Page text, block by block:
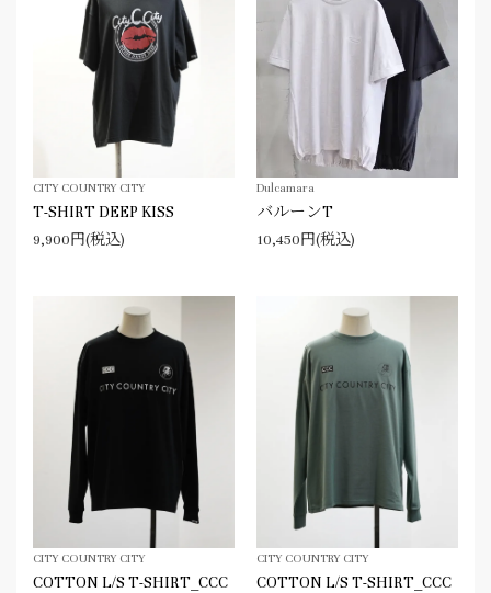
CITY COUNTRY CITY
T-SHIRT DEEP KISS
9,900円(税込)
Dulcamara
バルーンT
10,450円(税込)
CITY COUNTRY CITY
COTTON L/S T-SHIRT_CCC
CITY COUNTRY CITY
COTTON L/S T-SHIRT_CCC